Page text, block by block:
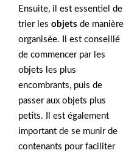
Ensuite, il est essentiel de
trier les objets de manière
organisée. Il est conseillé
de commencer par les
objets les plus
encombrants, puis de
passer aux objets plus
petits. Il est également
important de se munir de
contenants pour faciliter